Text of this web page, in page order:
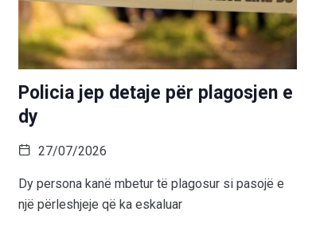
Policia jep detaje për plagosjen e
dy
27/07/2026
Dy persona kanë mbetur të plagosur si pasojë e
një përleshjeje që ka eskaluar